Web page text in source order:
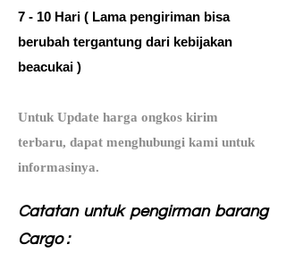
7 - 10 Hari ( Lama pengiriman bisa
berubah tergantung dari kebijakan
beacukai )
Untuk Update harga ongkos kirim
terbaru, dapat menghubungi kami untuk
informasinya.
Catatan untuk pengirman barang
Cargo :